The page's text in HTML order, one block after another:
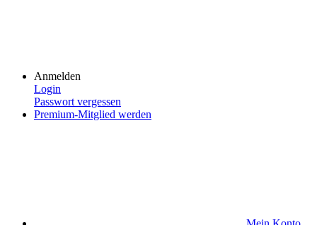
Anmelden
Login
Passwort vergessen
Premium-Mitglied werden